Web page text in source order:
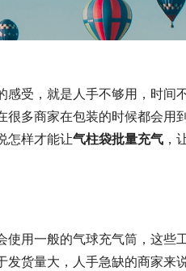
受，就是人手不够用，时间
多商家在包装的时候都会用
怎样才能让气柱袋批量充气 ，
使用一般的气球充气筒，这些
货量大，人手急缺的商家来